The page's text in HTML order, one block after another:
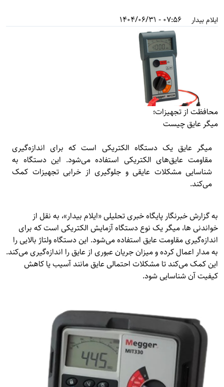
ایلام بیدار 07:56 - 1404/06/31
محافظت از تجهیزات؛
میگر عایق چیست
میگر عایق یک دستگاه الکتریکی است که برای اندازه‌گیری
مقاومت عایق‌های الکتریکی استفاده می‌شود. این دستگاه به
شناسایی مشکلات عایقی و جلوگیری از خرابی تجهیزات کمک
می‌کند.
به گزارش خبرنگار پایگاه خبری تحلیلی «ایلام بیدار»، به نقل از
خواندنی ها، میگر یک نوع دستگاه آزمایش الکتریکی است که برای
اندازه‌گیری مقاومت عایق استفاده می‌شود. این دستگاه ولتاژ بالایی را
به مدار اعمال کرده و میزان جریان عبوری از عایق را اندازه‌گیری می‌کند.
این کمک می‌کند تا مشکلات احتمالی عایق مانند آسیب یا کاهش
کیفیت آن شناسایی شود.